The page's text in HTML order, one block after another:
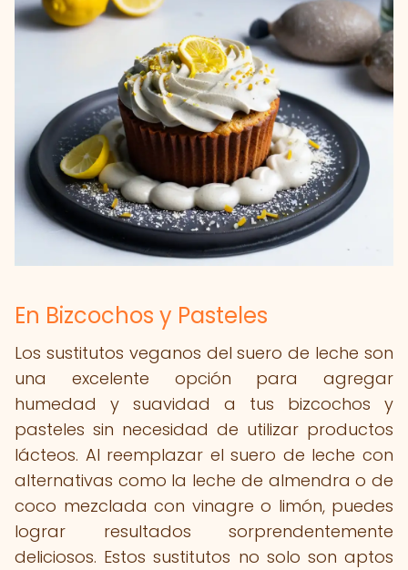
En Bizcochos y Pasteles
Los sustitutos veganos del suero de leche son
una excelente opción para agregar
humedad y suavidad a tus bizcochos y
pasteles sin necesidad de utilizar productos
lácteos. Al reemplazar el suero de leche con
alternativas como la leche de almendra o de
coco mezclada con vinagre o limón, puedes
lograr resultados sorprendentemente
deliciosos. Estos sustitutos no solo son aptos